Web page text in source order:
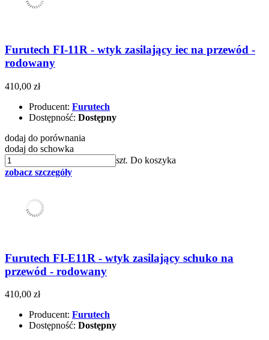
Furutech FI-11R - wtyk zasilający iec na przewód -
rodowany
410,00 zł
Producent: Furutech
Dostępność: Dostępny
dodaj do porównania
dodaj do schowka
szt. Do koszyka
zobacz szczegóły
Furutech FI-E11R - wtyk zasilający schuko na
przewód - rodowany
410,00 zł
Producent: Furutech
Dostępność: Dostępny